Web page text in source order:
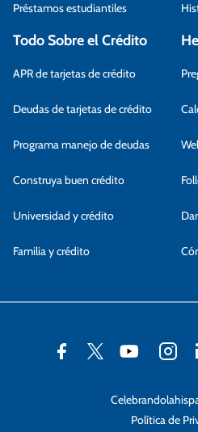
Préstamos estudiantiles
Todo Sobre el Crédito
APR de tarjetas de crédito
Deudas de tarjetas de crédito
Programa manejo de deudas
Construya buen crédito
Universidad y crédito
Familia y crédito
Política de